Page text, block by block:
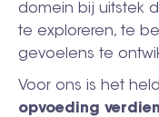
domein bij uitstek
te exploreren, te
gevoelens te
Voor ons is het
opvoeding